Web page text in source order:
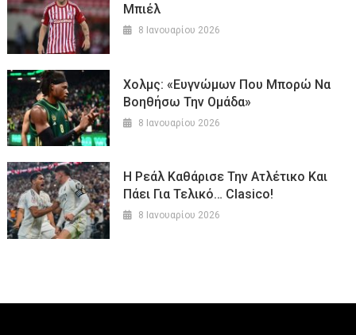
Μπιέλ
8 Ιανουαρίου 2026
Χολμς: «Ευγνώμων Που Μπορώ Να
Βοηθήσω Την Ομάδα»
8 Ιανουαρίου 2026
Η Ρεάλ Καθάρισε Την Ατλέτικο Και
Πάει Για Τελικό… Clasico!
8 Ιανουαρίου 2026